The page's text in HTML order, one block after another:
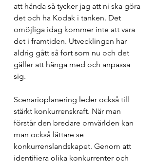
att hända så tycker jag att ni ska göra
det och ha Kodak i tanken. Det
omöjliga idag kommer inte att vara
det i framtiden. Utvecklingen har
aldrig gått så fort som nu och det
gäller att hänga med och anpassa
sig.
Scenarioplanering leder också till
stärkt konkurrenskraft. När man
förstår den bredare omvärlden kan
man också lättare se
konkurrenslandskapet. Genom att
identifiera olika konkurrenter och